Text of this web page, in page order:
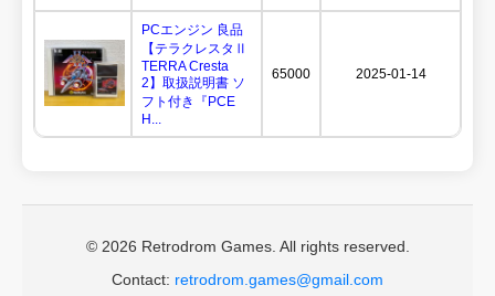
PCエンジン 良品
【テラクレスタⅡ
TERRA Cresta
2】取扱説明書 ソ
フト付き『PCE
H...
65000 2025-01-14
© 2026 Retrodrom Games. All rights reserved.
Contact: retrodrom.games@gmail.com